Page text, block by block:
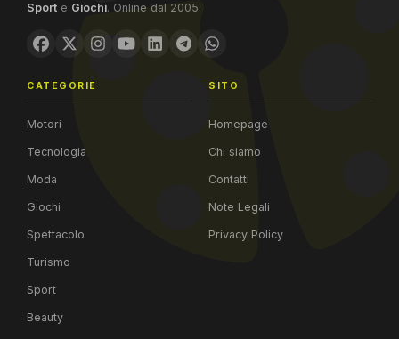
Sport e Giochi. Online dal 2005.
CATEGORIE
Motori
Tecnologia
Moda
Giochi
Spettacolo
Turismo
Sport
Beauty
SITO
Homepage
Chi siamo
Contatti
Note Legali
Privacy Policy